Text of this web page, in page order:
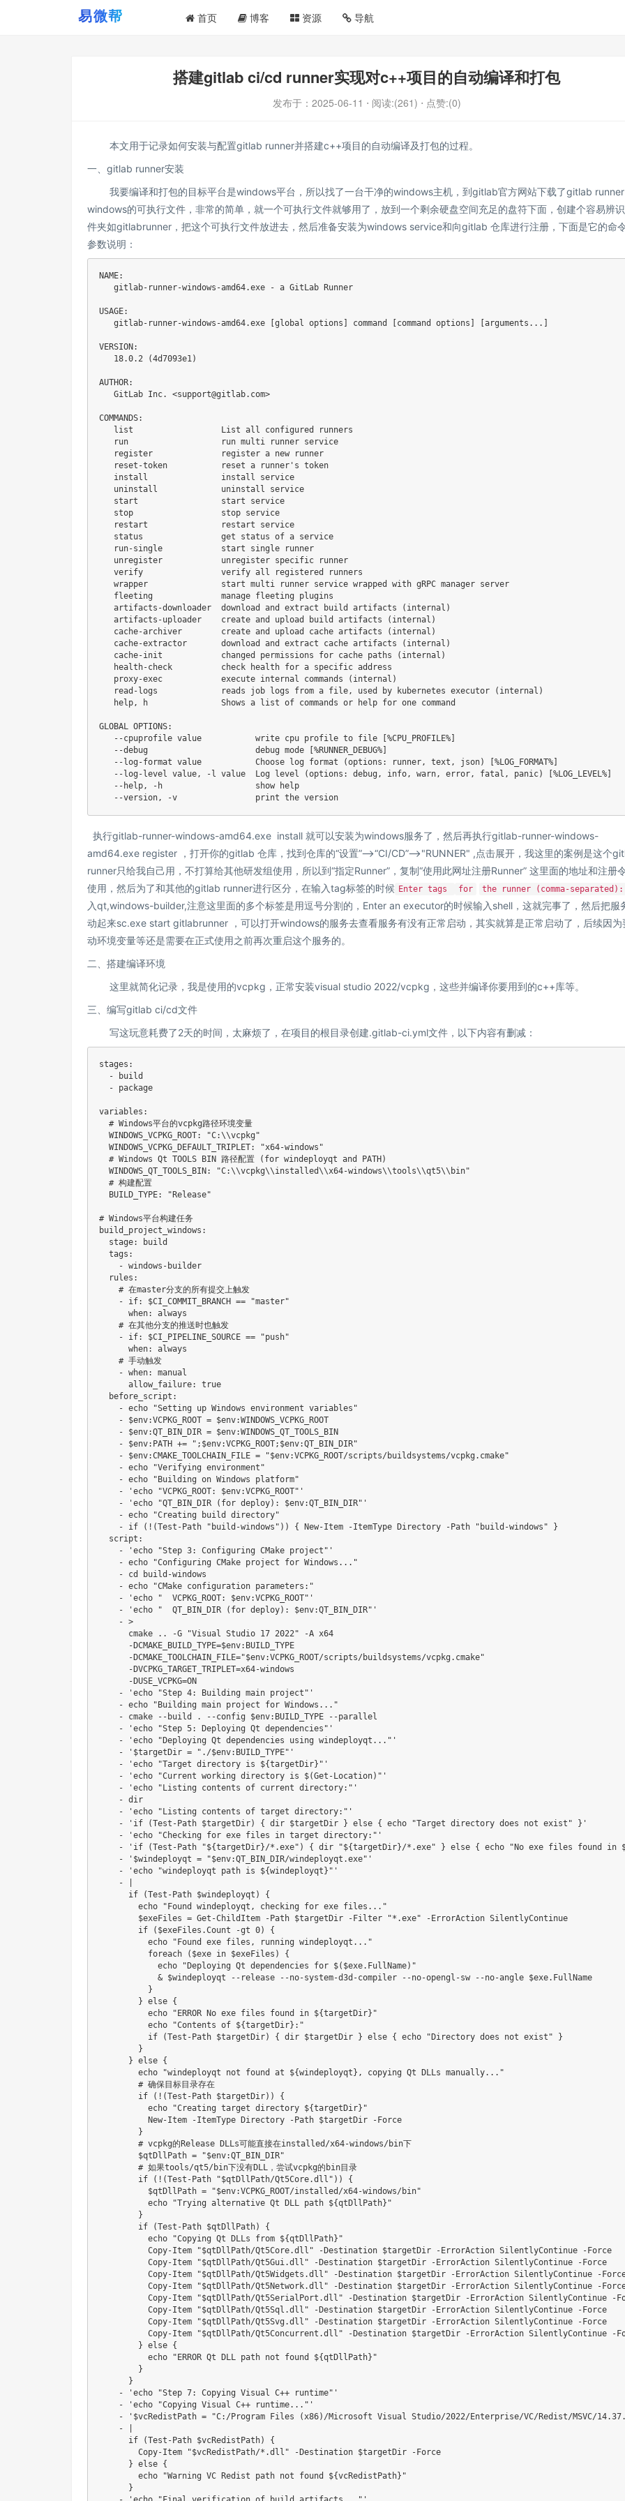
首页 博客 资源 导航
搭建gitlab ci/cd runner实现对c++项目的自动编译和打包
发布于： 2025-06-11 ⋅ 阅读:(261) ⋅ 点赞:(0)
本文用于记录如何安装与配置gitlab runner并搭建c++项目的自动编译及打包的过程。
一、gitlab runner安装
我要编译和打包的目标平台是windows平台，所以找了一台干净的windows主机，到gitlab官方网站下载了gitlab
windows的可执行文件，非常的简单，就一个可执行文件就够用了，放到一个剩余硬盘空间充足的盘符下面，创建个容易辨
件夹如gitlabrunner，把这个可执行文件放进去，然后准备安装为windows service和向gitlab 仓库进行注册，下面是它的命
参数说明：
NAME:
   gitlab-runner-windows-amd64.exe - a GitLab Runner
USAGE:
   gitlab-runner-windows-amd64.exe [global options] command [command options] [arguments...]
VERSION:
   18.0.2 (4d7093e1)
AUTHOR:
   GitLab Inc. <support@gitlab.com>
COMMANDS:
   list                  List all configured runners
   run                   run multi runner service
   register              register a new runner
   reset-token           reset a runner's token
   install               install service
   uninstall             uninstall service
   start                 start service
   stop                  stop service
   restart               restart service
   status                get status of a service
   run-single            start single runner
   unregister            unregister specific runner
   verify                verify all registered runners
   wrapper               start multi runner service wrapped with gRPC manager server
   fleeting              manage fleeting plugins
   artifacts-downloader  download and extract build artifacts (internal)
   artifacts-uploader    create and upload build artifacts (internal)
   cache-archiver        create and upload cache artifacts (internal)
   cache-extractor       download and extract cache artifacts (internal)
   cache-init            changed permissions for cache paths (internal)
   health-check          check health for a specific address
   proxy-exec            execute internal commands (internal)
   read-logs             reads job logs from a file, used by kubernetes executor (internal)
   help, h               Shows a list of commands or help for one command
GLOBAL OPTIONS:
   --cpuprofile value           write cpu profile to file [%CPU_PROFILE%]
   --debug                      debug mode [%RUNNER_DEBUG%]
   --log-format value           Choose log format (options: runner, text, json) [%LOG_FORMAT%]
   --log-level value, -l value  Log level (options: debug, info, warn, error, fatal, panic) [%LOG_LEVEL%]
   --help, -h                   show help
   --version, -v                print the version
执行gitlab-runner-windows-amd64.exe install 就可以安装为windows服务了，然后再执行gitlab-runner-windows-
amd64.exe register ，打开你的gitlab 仓库，找到仓库的“设置”-->“CI/CD”-->"RUNNER" ,点击展开，我这里的案例是这个
runner只给我自己用，不打算给其他研发组使用，所以到“指定Runner”，复制“使用此网址注册Runner” 这里面的地址和注册
使用，然后为了和其他的gitlab runner进行区分，在输入tag标签的时候 Enter tags for the runner (comma-separated):
入qt,windows-builder,注意这里面的多个标签是用逗号分割的，Enter an executor的时候输入shell，这就完事了，然后把服
动起来sc.exe start gitlabrunner ，可以打开windows的服务去查看服务有没有正常启动，其实就算是正常启动了，后续因为
动环境变量等还是需要在正式使用之前再次重启这个服务的。
二、搭建编译环境
这里就简化记录，我是使用的vcpkg，正常安装visual studio 2022/vcpkg，这些并编译你要用到的c++库等。
三、编写gitlab ci/cd文件
写这玩意耗费了2天的时间，太麻烦了，在项目的根目录创建.gitlab-ci.yml文件，以下内容有删减：
stages:
  - build
  - package
variables:
  # Windows平台的vcpkg路径环境变量
  WINDOWS_VCPKG_ROOT: "C:\\vcpkg"
  WINDOWS_VCPKG_DEFAULT_TRIPLET: "x64-windows"
  # Windows Qt TOOLS BIN 路径配置 (for windeployqt and PATH)
  WINDOWS_QT_TOOLS_BIN: "C:\\vcpkg\\installed\\x64-windows\\tools\\qt5\\bin"
  # 构建配置
  BUILD_TYPE: "Release"
# Windows平台构建任务
build_project_windows:
  stage: build
  tags:
    - windows-builder
  rules:
    # 在master分支的所有提交上触发
    - if: $CI_COMMIT_BRANCH == "master"
      when: always
    # 在其他分支的推送时也触发
    - if: $CI_PIPELINE_SOURCE == "push"
      when: always
    # 手动触发
    - when: manual
      allow_failure: true
  before_script:
    - echo "Setting up Windows environment variables"
    - $env:VCPKG_ROOT = $env:WINDOWS_VCPKG_ROOT
    - $env:QT_BIN_DIR = $env:WINDOWS_QT_TOOLS_BIN
    - $env:PATH += ";$env:VCPKG_ROOT;$env:QT_BIN_DIR"
    - $env:CMAKE_TOOLCHAIN_FILE = "$env:VCPKG_ROOT/scripts/buildsystems/vcpkg.cmake"
    - echo "Verifying environment"
    - echo "Building on Windows platform"
    - 'echo "VCPKG_ROOT: $env:VCPKG_ROOT"'
    - 'echo "QT_BIN_DIR (for deploy): $env:QT_BIN_DIR"'
    - echo "Creating build directory"
    - if (!(Test-Path "build-windows")) { New-Item -ItemType Directory -Path "build-windows" }
  script:
    - 'echo "Step 3: Configuring CMake project"'
    - echo "Configuring CMake project for Windows..."
    - cd build-windows
    - echo "CMake configuration parameters:"
    - 'echo "  VCPKG_ROOT: $env:VCPKG_ROOT"'
    - 'echo "  QT_BIN_DIR (for deploy): $env:QT_BIN_DIR"'
    - >
      cmake .. -G "Visual Studio 17 2022" -A x64
      -DCMAKE_BUILD_TYPE=$env:BUILD_TYPE
      -DCMAKE_TOOLCHAIN_FILE="$env:VCPKG_ROOT/scripts/buildsystems/vcpkg.cmake"
      -DVCPKG_TARGET_TRIPLET=x64-windows
      -DUSE_VCPKG=ON
    - 'echo "Step 4: Building main project"'
    - echo "Building main project for Windows..."
    - cmake --build . --config $env:BUILD_TYPE --parallel
    - 'echo "Step 5: Deploying Qt dependencies"'
    - 'echo "Deploying Qt dependencies using windeployqt..."'
    - '$targetDir = "./$env:BUILD_TYPE"'
    - 'echo "Target directory is ${targetDir}"'
    - 'echo "Current working directory is $(Get-Location)"'
    - 'echo "Listing contents of current directory:"'
    - dir
    - 'echo "Listing contents of target directory:"'
    - 'if (Test-Path $targetDir) { dir $targetDir } else { echo "Target directory does not exist" }'
    - 'echo "Checking for exe files in target directory:"'
- 'if (Test-Path "${targetDir}/*.exe") { dir "${targetDir}/*.exe" } else { echo "No exe files found in
    - '$windeployqt = "$env:QT_BIN_DIR/windeployqt.exe"'
    - 'echo "windeployqt path is ${windeployqt}"'
    - |
      if (Test-Path $windeployqt) {
        echo "Found windeployqt, checking for exe files..."
        $exeFiles = Get-ChildItem -Path $targetDir -Filter "*.exe" -ErrorAction SilentlyContinue
        if ($exeFiles.Count -gt 0) {
          echo "Found exe files, running windeployqt..."
          foreach ($exe in $exeFiles) {
            echo "Deploying Qt dependencies for $($exe.FullName)"
            & $windeployqt --release --no-system-d3d-compiler --no-opengl-sw --no-angle $exe.FullName
          }
        } else {
          echo "ERROR No exe files found in ${targetDir}"
          echo "Contents of ${targetDir}:"
          if (Test-Path $targetDir) { dir $targetDir } else { echo "Directory does not exist" }
        }
      } else {
        echo "windeployqt not found at ${windeployqt}, copying Qt DLLs manually..."
        # 确保目标目录存在
        if (!(Test-Path $targetDir)) {
          echo "Creating target directory ${targetDir}"
          New-Item -ItemType Directory -Path $targetDir -Force
        }
        # vcpkg的Release DLLs可能直接在installed/x64-windows/bin下
        $qtDllPath = "$env:QT_BIN_DIR"
        # 如果tools/qt5/bin下没有DLL，尝试vcpkg的bin目录
        if (!(Test-Path "$qtDllPath/Qt5Core.dll")) {
          $qtDllPath = "$env:VCPKG_ROOT/installed/x64-windows/bin"
          echo "Trying alternative Qt DLL path ${qtDllPath}"
        }
        if (Test-Path $qtDllPath) {
          echo "Copying Qt DLLs from ${qtDllPath}"
          Copy-Item "$qtDllPath/Qt5Core.dll" -Destination $targetDir -ErrorAction SilentlyContinue -Force
          Copy-Item "$qtDllPath/Qt5Gui.dll" -Destination $targetDir -ErrorAction SilentlyContinue -Force
Copy-Item "$qtDllPath/Qt5Widgets.dll" -Destination $targetDir -ErrorAction SilentlyContinue -
Copy-Item "$qtDllPath/Qt5Network.dll" -Destination $targetDir -ErrorAction SilentlyContinue -
Copy-Item "$qtDllPath/Qt5SerialPort.dll" -Destination $targetDir -ErrorAction SilentlyContinue -
          Copy-Item "$qtDllPath/Qt5Sql.dll" -Destination $targetDir -ErrorAction SilentlyContinue -Force
          Copy-Item "$qtDllPath/Qt5Svg.dll" -Destination $targetDir -ErrorAction SilentlyContinue -Force
Copy-Item "$qtDllPath/Qt5Concurrent.dll" -Destination $targetDir -ErrorAction SilentlyContinue -
        } else {
          echo "ERROR Qt DLL path not found ${qtDllPath}"
        }
      }
    - 'echo "Step 7: Copying Visual C++ runtime"'
    - 'echo "Copying Visual C++ runtime..."'
- '$vcRedistPath = "C:/Program Files (x86)/Microsoft Visual Studio/2022/Enterprise/VC/Redist/MSVC/
    - |
      if (Test-Path $vcRedistPath) {
        Copy-Item "$vcRedistPath/*.dll" -Destination $targetDir -Force
      } else {
        echo "Warning VC Redist path not found ${vcRedistPath}"
      }